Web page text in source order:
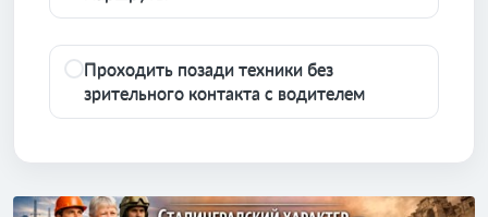
Проходить позади техники без
зрительного контакта с водителем